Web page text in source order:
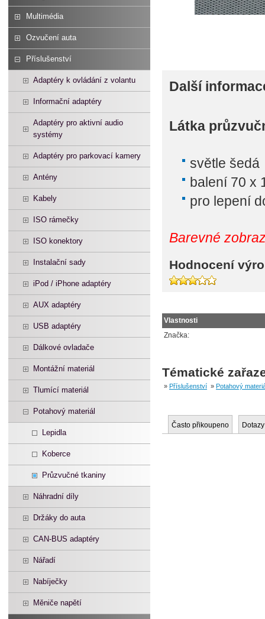
Multimédia
Ozvučení auta
Příslušenství
Adaptéry k ovládání z volantu
Informační adaptéry
Adaptéry pro aktivní audio
systémy
Adaptéry pro parkovací kamery
Antény
Kabely
ISO rámečky
ISO konektory
Instalační sady
iPod / iPhone adaptéry
AUX adaptéry
USB adaptéry
Dálkové ovladače
Montážní materiál
Tlumící materiál
Potahový materiál
Lepidla
Koberce
Průzvučné tkaniny
Náhradní díly
Držáky do auta
CAN-BUS adaptéry
Nářadí
Nabíječky
Měniče napětí
Další
Látka
světle šedá
balení 70 x
pro lepení
Barevné
Hodnocení
Vlastnosti
Značka:
Tématické
» Příslušenství » Potahový
Často přikoupeno